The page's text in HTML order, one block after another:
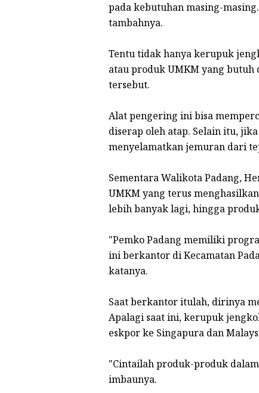
pada kebutuhan masing-
tambahnya.
Tentu tidak hanya kerupuk
atau produk UMKM yang
tersebut.
Alat pengering ini bisa
diserap oleh atap. Selain itu,
menyelamatkan jemuran dari
Sementara Walikota Padang,
UMKM yang terus
lebih banyak lagi, hingga
"Pemko Padang memiliki
ini berkantor di Kecamatan
katanya.
Saat berkantor itulah, dirinya
Apalagi saat ini, kerupuk
eskpor ke Singapura dan
"Cintailah produk-produk
imbaunya.